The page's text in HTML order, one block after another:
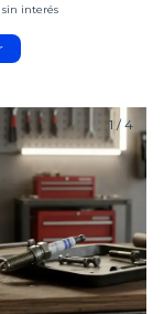
sin interés
1 /4